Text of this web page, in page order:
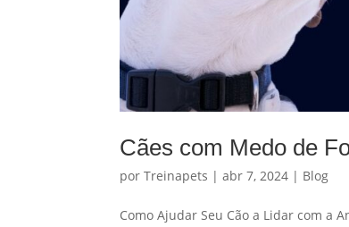
Cães com Medo de
porTreinapets |abr 7, 2024 | Blog
Como Ajudar Seu Cão a Lidar com a